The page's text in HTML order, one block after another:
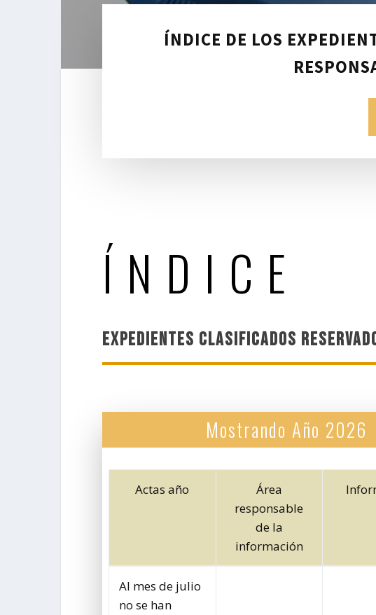
ÍNDICE DE LOS
ÍNDICE
EXPEDIENTES CLASIFICADOS
Mostrando Año 2026
Actas año
Área
responsable
de la
información
Al mes de julio
no se han